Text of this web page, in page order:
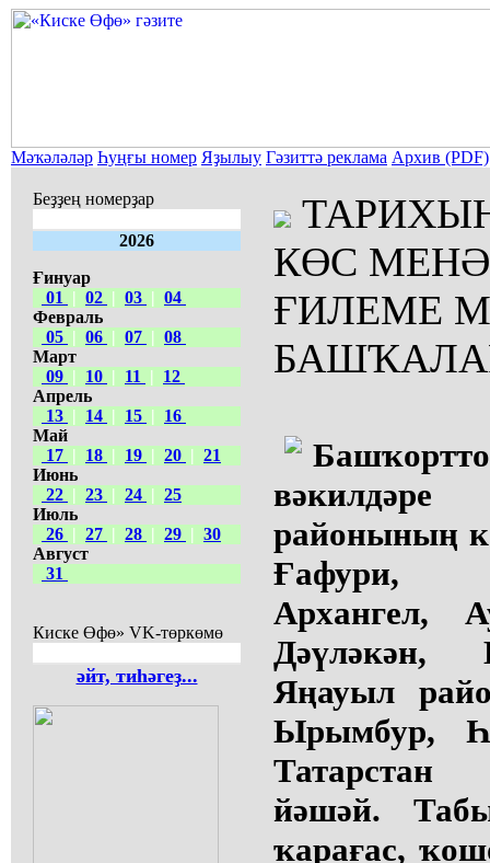
Мәҡәләләр Һуңғы номер Яҙылыу Гәзиттә реклама Архив (PDF)
Беҙҙең номерҙар
2026
Ғинуар
01
| 02 | 03 | 04
Февраль
05 | 06 | 07 | 08
Март
09 | 10 | 11 |
12
Апрель
13 | 14 | 15 |
16
Май
17 | 18 | 19 | 20 | 21
Июнь
22 | 23 | 24 | 25
Июль
26 | 27 | 28 | 29 | 30
Август
31
Киске Өфө» VK-төркөмө
әйт, тиһәгеҙ...
КӨС
ҒИЛЕМЕ
районының
Ғафури,
Архангел,
Дәүләкән,
Яңауыл
Ырымбур,
Татарстан
йәшәй.
ҡарағас,